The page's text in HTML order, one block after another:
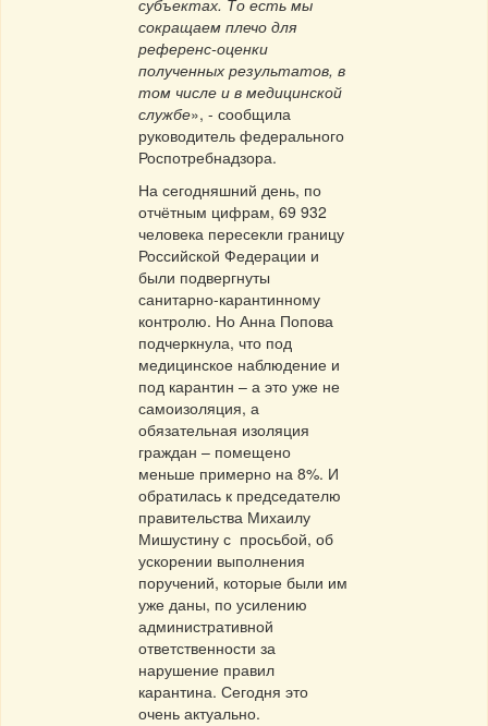
субъектах. То есть мы
сокращаем плечо для
референс-оценки
полученных результатов, в
том числе и в медицинской
службе», - сообщила
руководитель федерального
Роспотребнадзора.
На сегодняшний день, по
отчётным цифрам, 69 932
человека пересекли границу
Российской Федерации и
были подвергнуты
санитарно-карантинному
контролю. Но Анна Попова
подчеркнула, что под
медицинское наблюдение и
под карантин – а это уже не
самоизоляция, а
обязательная изоляция
граждан – помещено
меньше примерно на 8%. И
обратилась к председателю
правительства Михаилу
Мишустину с просьбой, об
ускорении выполнения
поручений, которые были им
уже даны, по усилению
административной
ответственности за
нарушение правил
карантина. Сегодня это
очень актуально.